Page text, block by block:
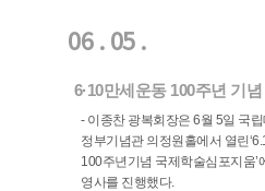
06 . 05 .
6·10만세운동 100주년 기
- 이종찬 광복회장은 6월 5일 국립
정부기념관 의정원홀에서 열린
100주년기념 국제학술심포지움’
영사를 진행했다.